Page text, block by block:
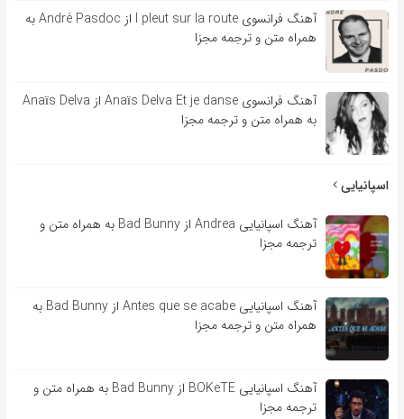
آهنگ فرانسوی l pleut sur la route از André Pasdoc به
همراه متن و ترجمه مجزا
آهنگ فرانسوی Anaïs Delva Et je danse از Anaïs Delva
به همراه متن و ترجمه مجزا
اسپانیایی
آهنگ اسپانیایی Andrea از Bad Bunny به همراه متن و
ترجمه مجزا
آهنگ اسپانیایی Antes que se acabe از Bad Bunny به
همراه متن و ترجمه مجزا
آهنگ اسپانیایی BOKeTE از Bad Bunny به همراه متن و
ترجمه مجزا